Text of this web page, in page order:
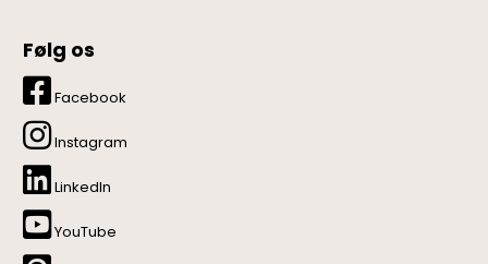
Følg os
Facebook
Instagram
LinkedIn
YouTube